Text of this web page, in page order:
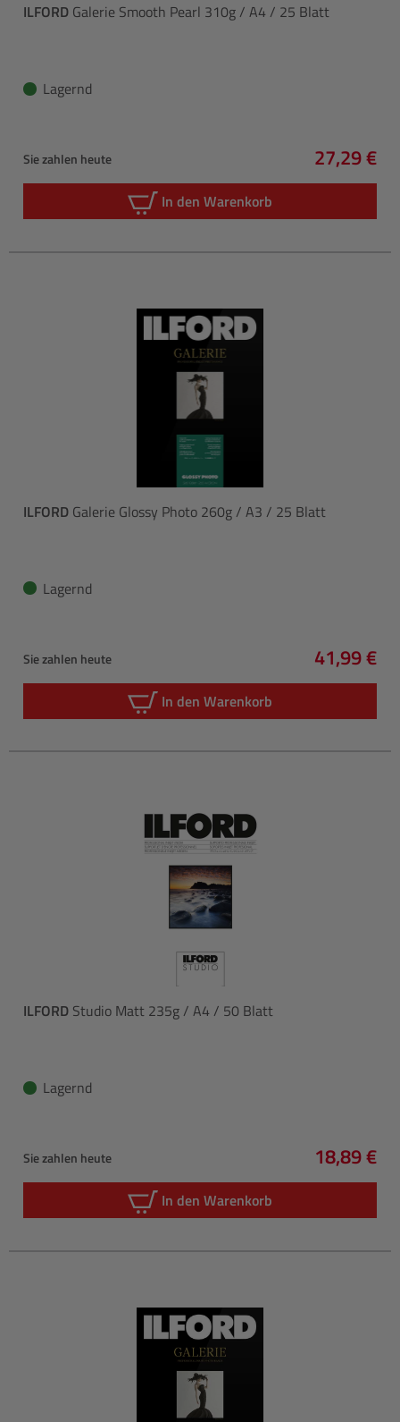
ILFORD Galerie Smooth Pearl 310g / A4 / 25 Blatt
Lagernd
Sie zahlen heute 27,29 €
In den Warenkorb
ILFORD Galerie Glossy Photo 260g / A3 / 25 Blatt
Lagernd
Sie zahlen heute 41,99 €
In den Warenkorb
ILFORD Studio Matt 235g / A4 / 50 Blatt
Lagernd
Sie zahlen heute 18,89 €
In den Warenkorb